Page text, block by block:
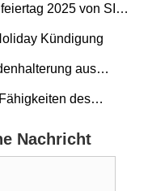
2025 von SIC
Kündigung
aus
des
Nachricht